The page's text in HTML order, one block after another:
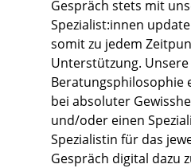
Gespräch stets mit
Spezialist:innen
somit zu jedem
Unterstützung. Unsere
Beratungsphilosophie
bei absoluter
und/oder einen
Spezialistin für das
Gespräch digital dazu